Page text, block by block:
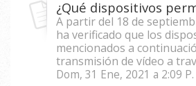
A partir del 18 de
ha verificado que los
mencionados a
transmisión de vídeo a
Dom, 31 Ene, 2021 a 2:09